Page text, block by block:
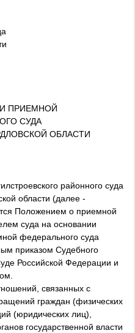
ПРИЕМНОЙ
СУДА
ОБЛАСТИ
районного суда
области (далее -
Положением о приемной
суда на основании
федерального суда
приказом Судебного
Российской Федерации и
связанных с
граждан (физических
(юридических лиц),
государственной власти